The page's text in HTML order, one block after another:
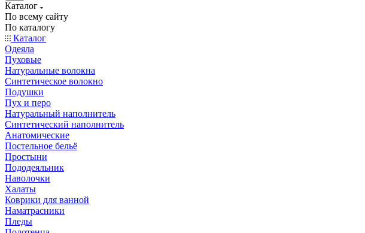
Каталог
По всему сайту
По каталогу
Каталог
Одеяла
Пуховые
Натуральные волокна
Синтетическое волокно
Подушки
Пух и перо
Натуральный наполнитель
Синтетический наполнитель
Анатомические
Постельное бельё
Простыни
Пододеяльник
Наволочки
Халаты
Коврики для ванной
Наматрасники
Пледы